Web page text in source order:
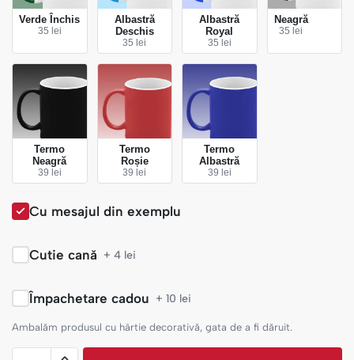
Verde Închis
35 lei
Albastră
Deschis
35 lei
Albastră
Royal
35 lei
Neagră
35 lei
Termo
Neagră
39 lei
Termo
Roșie
39 lei
Termo
Albastră
39 lei
Cu mesajul din exemplu
Cutie cană + 4 lei
Împachetare cadou + 10 lei
Ambalăm produsul cu hârtie decorativă, gata de a fi dăruit.